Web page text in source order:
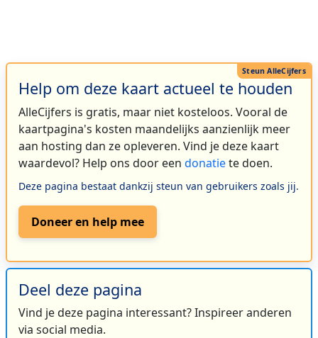
Help om deze kaart actueel te houden
AlleCijfers is gratis, maar niet kosteloos. Vooral de
kaartpagina's kosten maandelijks aanzienlijk meer
aan hosting dan ze opleveren. Vind je deze kaart
waardevol? Help ons door een donatiete doen.
Deze pagina bestaat dankzij steun van gebruikers zoals jij.
Doneer en help mee
Deel deze pagina
Vind je deze pagina interessant? Inspireer anderen
via social media.